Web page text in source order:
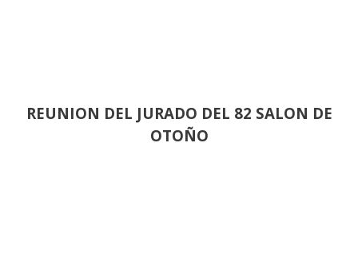
REUNION DEL JURADO DEL 82 SALON DE
OTOÑO